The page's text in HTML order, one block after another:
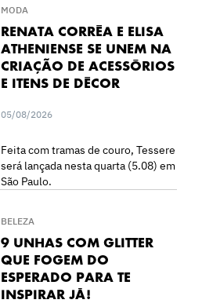
MODA
RENATA CORRÊA E ELISA
ATHENIENSE SE UNEM NA
CRIAÇÃO DE ACESSÓRIOS
E ITENS DE DÉCOR
05/08/2026
Feita com tramas de couro, Tessere
será lançada nesta quarta (5.08) em
São Paulo.
BELEZA
9 UNHAS COM GLITTER
QUE FOGEM DO
ESPERADO PARA TE
INSPIRAR JÁ!